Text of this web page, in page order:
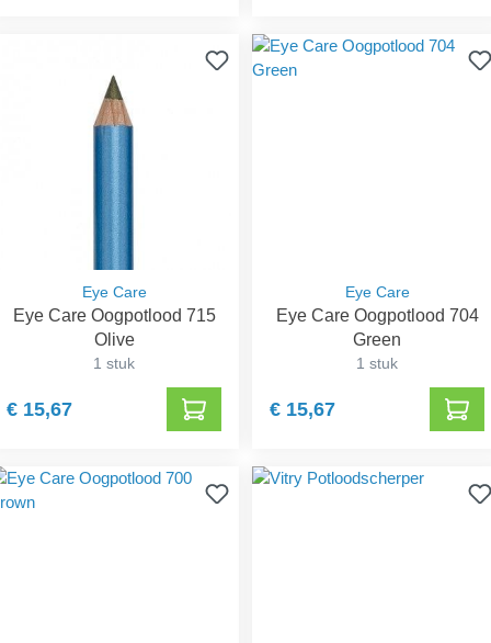
Eye Care
Eye Care Oogpotlood 715
Olive
1 stuk
€ 15,67
Eye Care
Eye Care Oogpotlood 704
Green
1 stuk
€ 15,67